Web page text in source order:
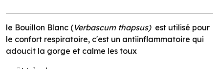
le Bouillon Blanc (Verbascum thapsus) est utilisé pour
le confort respiratoire, c'est un antiinflammatoire qui
adoucit la gorge et calme les toux